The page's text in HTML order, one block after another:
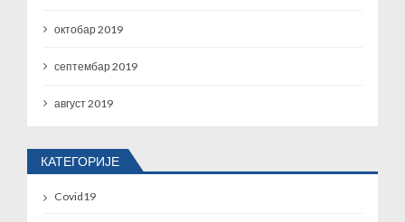
октобар 2019
септембар 2019
август 2019
КАТЕГОРИЈЕ
Covid19